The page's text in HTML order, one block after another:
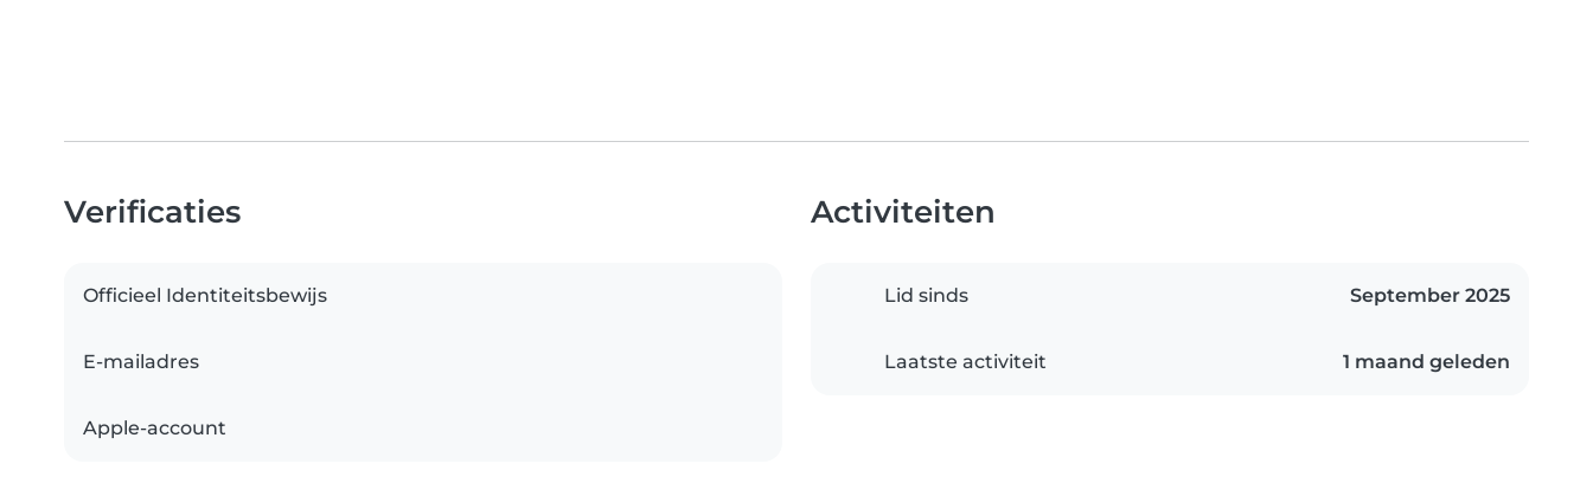
Verificaties
Officieel Identiteitsbewijs
E-mailadres
Apple-account
Activiteiten
Lid sinds September 2025
Laatste activiteit 1 maand geleden